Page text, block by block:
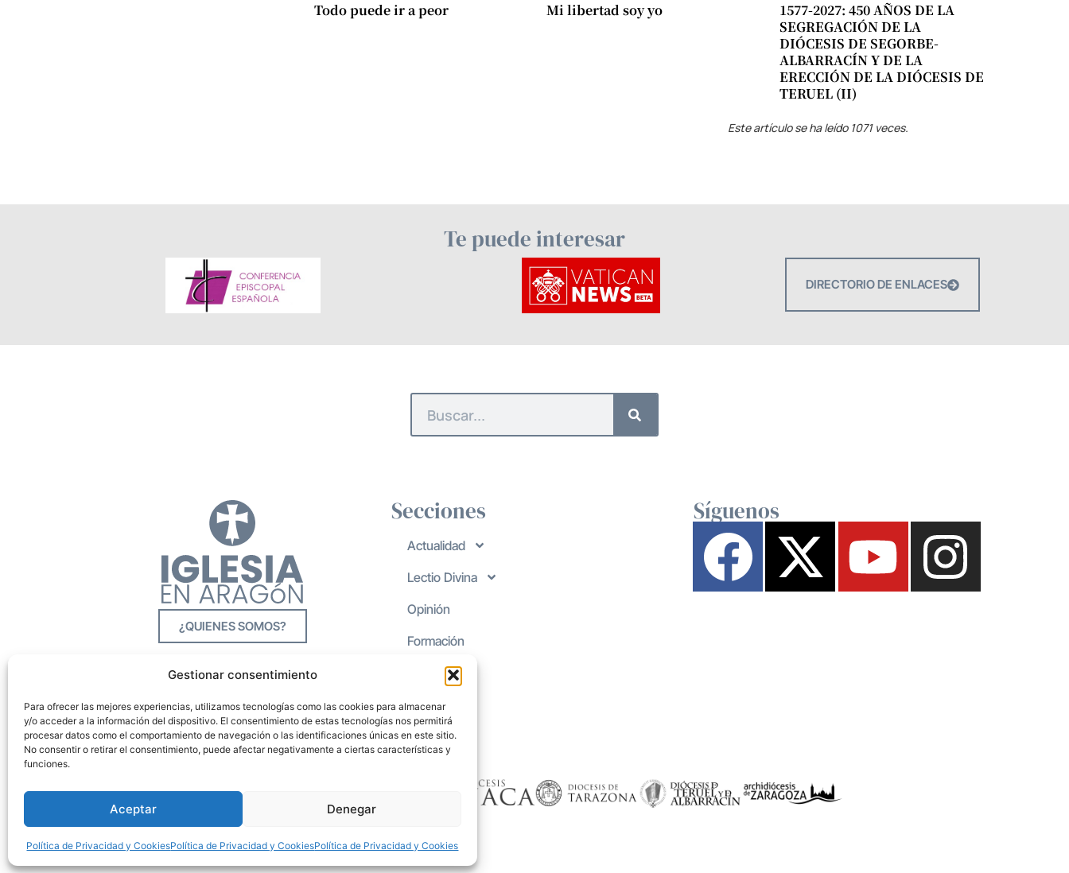
Gestionar consentimiento
Para ofrecer las mejores experiencias, utilizamos tecnologías como las cookies para almacenar
y/o acceder a la información del dispositivo. El consentimiento de estas tecnologías nos permitirá
procesar datos como el comportamiento de navegación o las identificaciones únicas en este sitio.
No consentir o retirar el consentimiento, puede afectar negativamente a ciertas características y
funciones.
Aceptar Denegar
Política de Privacidad y CookiesPolítica de Privacidad y CookiesPolítica de Privacidad y Cookies
Todo puede ir a peor Mi libertad soy yo
1577-2027: 450 AÑOS DE LA
SEGREGACIÓN DE LA
DIÓCESIS DE SEGORBE-
ALBARRACÍN Y DE LA
ERECCIÓN DE LA DIÓCESIS DE
TERUEL (II)
Este artículo se ha leído 1071 veces.
Te puede interesar
DIRECTORIO DE ENLACES
¿QUIENES SOMOS?
Secciones
Actualidad
Lectio Divina
Opinión
Formación
Síguenos